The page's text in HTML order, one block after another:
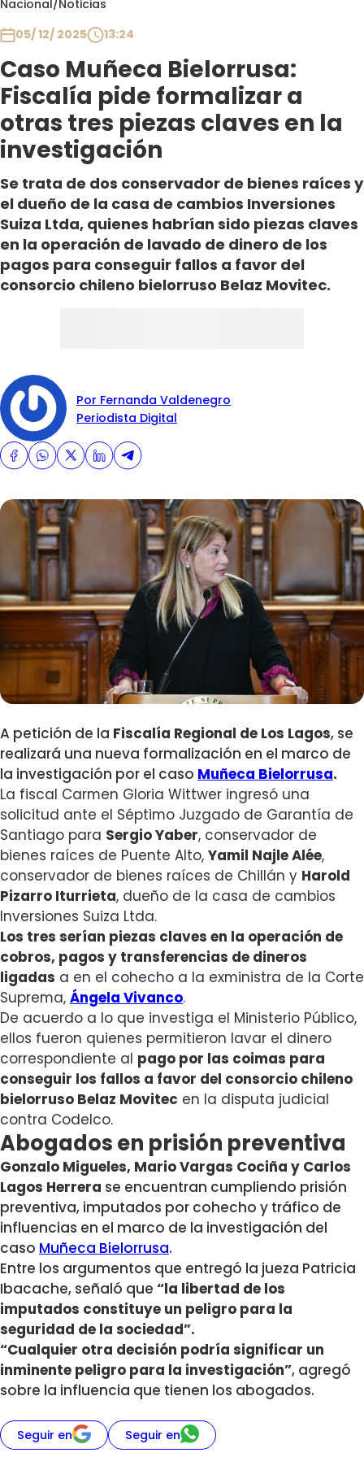
Nacional/Noticias
05/ 12/ 2025
13:24
Caso Muñeca Bielorrusa:
Fiscalía pide formalizar a
otras tres piezas claves en la
investigación
Se trata de dos conservador de bienes raíces y
el dueño de la casa de cambios Inversiones
Suiza Ltda, quienes habrían sido piezas claves
en la operación de lavado de dinero de los
pagos para conseguir fallos a favor del
consorcio chileno bielorruso Belaz Movitec.
Por Fernanda Valdenegro
Periodista Digital
A petición de la Fiscalía Regional de Los Lagos, se
realizará una nueva formalización en el marco de
la investigación por el caso Muñeca Bielorrusa.
La fiscal Carmen Gloria Wittwer ingresó una
solicitud ante el Séptimo Juzgado de Garantía de
Santiago para Sergio Yaber, conservador de
bienes raíces de Puente Alto, Yamil Najle Alée,
conservador de bienes raíces de Chillán y Harold
Pizarro Iturrieta, dueño de la casa de cambios
Inversiones Suiza Ltda.
Los tres serían piezas claves en la operación de
cobros, pagos y transferencias de dineros
ligadas a en el cohecho a la exministra de la Corte
Suprema, Ángela Vivanco.
De acuerdo a lo que investiga el Ministerio Público,
ellos fueron quienes permitieron lavar el dinero
correspondiente al pago por las coimas para
conseguir los fallos a favor del consorcio chileno
bielorruso Belaz Movitec en la disputa judicial
contra Codelco.
Abogados en prisión preventiva
Gonzalo Migueles, Mario Vargas Cociña y Carlos
Lagos Herrera se encuentran cumpliendo prisión
preventiva, imputados por cohecho y tráfico de
influencias en el marco de la investigación del
caso Muñeca Bielorrusa.
Entre los argumentos que entregó la jueza Patricia
Ibacache, señaló que “la libertad de los
imputados constituye un peligro para la
seguridad de la sociedad”.
“Cualquier otra decisión podría significar un
inminente peligro para la investigación”, agregó
sobre la influencia que tienen los abogados.
Seguir en Seguir en
Club De La Comedia
Contigo en Directo
Plan Perfecto
El Tiempo
Sabingo
Todos Los Programas